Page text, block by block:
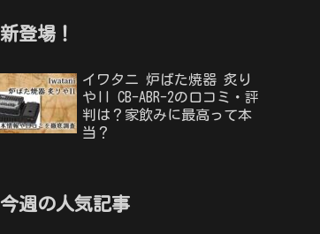
新登場！
イワタニ 炉ばた焼器 炙り
やII CB-ABR-2の口コミ・評
判は？家飲みに最高って本
当？
今週の人気記事